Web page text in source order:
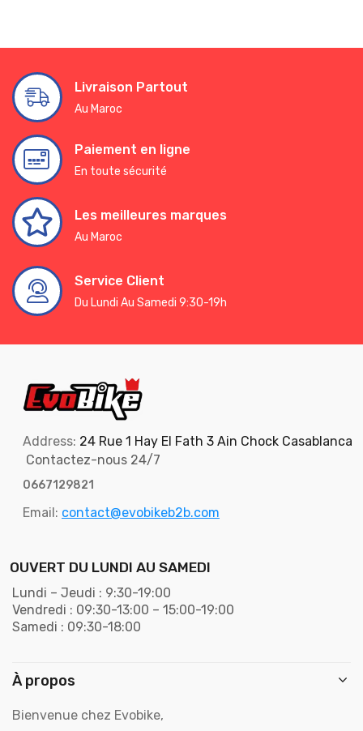
Livraison Partout
Au Maroc
Paiement en ligne
En toute sécurité
Les meilleures marques
Au Maroc
Service Client
Du Lundi Au Samedi 9:30-19h
Address: 24 Rue 1 Hay El Fath 3 Ain Chock Casablanca
Contactez-nous 24/7
0667129821
Email: contact@evobikeb2b.com
OUVERT DU LUNDI AU SAMEDI
Lundi – Jeudi : 9:30-19:00
Vendredi : 09:30-13:00 – 15:00-19:00
Samedi : 09:30-18:00
À propos
Bienvenue chez Evobike,